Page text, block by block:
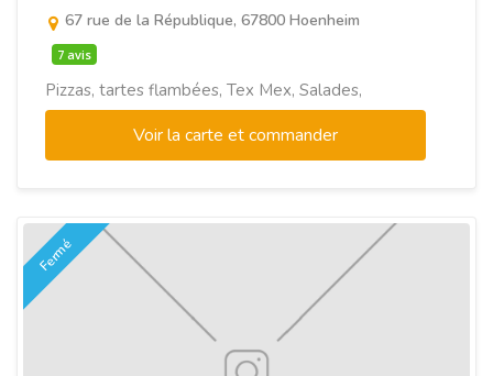
67 rue de la République, 67800 Hoenheim
7 avis
Pizzas, tartes flambées, Tex Mex, Salades,
Voir la carte et commander
Fermé